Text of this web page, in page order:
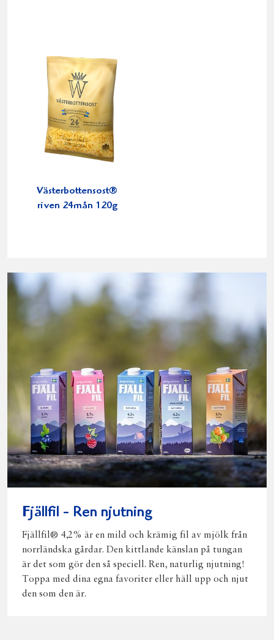
Västerbottensost®
riven 24mån 120g
Fjällfil - Ren njutning
Fjällfil® 4,2% är en mild och krämig fil av mjölk från
norrländska gårdar. Den kittlande känslan på tungan
är det som gör den så speciell. Ren, naturlig njutning!
Toppa med dina egna favoriter eller häll upp och njut
den som den är.